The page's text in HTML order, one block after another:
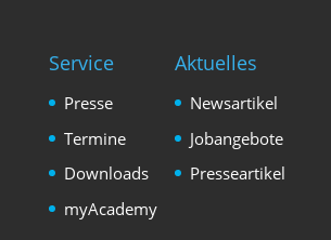
Service
Presse
Termine
Downloads
myAcademy
Aktuelles
Newsartikel
Jobangebote
Presseartikel